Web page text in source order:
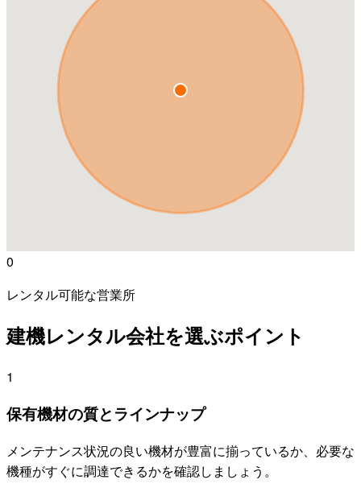
0
レンタル可能な営業所
建機レンタル会社を選ぶポイント
1
保有機材の質とラインナップ
メンテナンス状況の良い機材が豊富に揃っているか、必要な
機種がすぐに調達できるかを確認しましょう。